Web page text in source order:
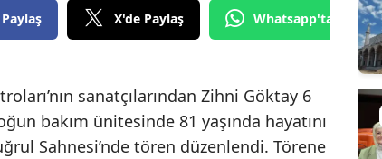
Erzincan
Eskişehir
Gaziantep
X'de Paylaş Whatsapp'tan
sanatçılarından Zihni Göktay 6
bakım ünitesinde 81 yaşında hayatını
Sahnesi’nde tören düzenlendi. Törene